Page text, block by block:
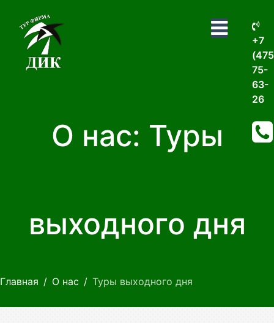
+7
75-
63-
26
О нас: Туры
выходного дня
Главная О нас Туры выходного дня